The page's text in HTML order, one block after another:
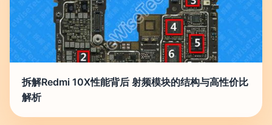
拆解Redmi 10X性能背后 射频模块的结构与高性价比
解析